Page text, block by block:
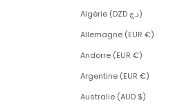
Algérie (DZD د.ج)
Allemagne (EUR €)
Andorre (EUR €)
Argentine (EUR €)
Australie (AUD $)